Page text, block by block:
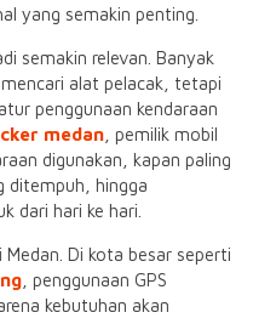
yang semakin penting.
semakin relevan. Banyak
alat pelacak, tetapi
penggunaan kendaraan
medan , pemilik mobil
digunakan, kapan paling
ditempuh, hingga
dari hari ke hari.
Di kota besar seperti
, penggunaan GPS
kebutuhan akan